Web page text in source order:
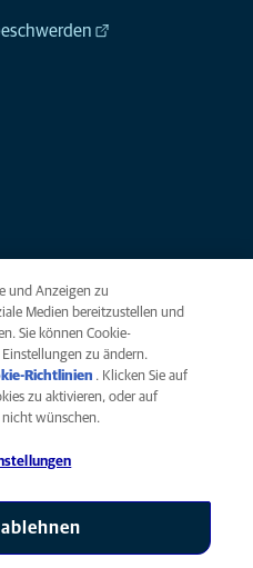
von Mars, Inc © 2026
und Anzeigen zu
Medien bereitzustellen und
Sie können Cookie-
zu ändern.
Richtlinien (opens in a new
tab)
. Klicken Sie auf
zu aktivieren, oder auf
nicht wünschen.